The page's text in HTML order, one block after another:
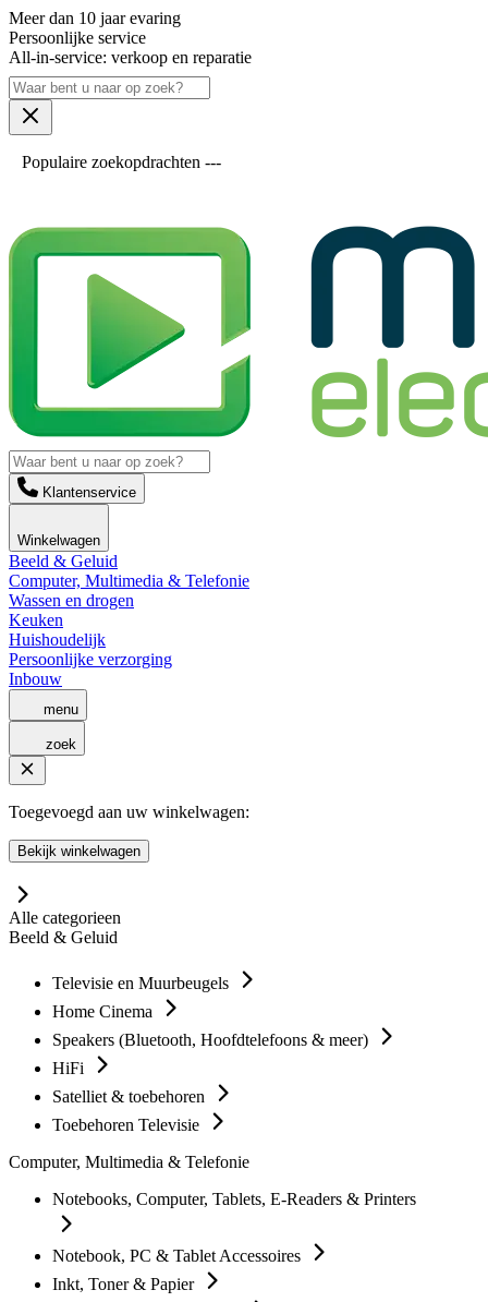
Meer dan 10 jaar evaring
Persoonlijke service
All-in-service: verkoop en reparatie
Populaire zoekopdrachten ---
Klantenservice
Winkelwagen
Beeld & Geluid
Computer, Multimedia & Telefonie
Wassen en drogen
Keuken
Huishoudelijk
Persoonlijke verzorging
Inbouw
menu
zoek
Toegevoegd aan uw winkelwagen:
Bekijk winkelwagen
Alle categorieen
Beeld & Geluid
Televisie en Muurbeugels
Home Cinema
Speakers (Bluetooth, Hoofdtelefoons & meer)
HiFi
Satelliet & toebehoren
Toebehoren Televisie
Computer, Multimedia & Telefonie
Notebooks, Computer, Tablets, E-Readers & Printers
Notebook, PC & Tablet Accessoires
Inkt, Toner & Papier